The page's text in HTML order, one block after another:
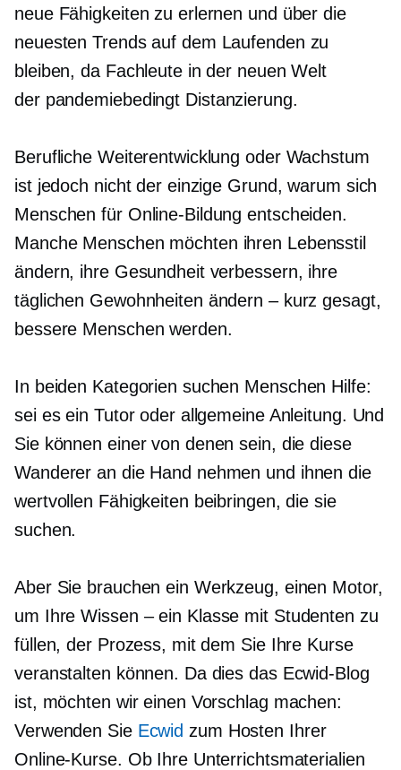
neue Fähigkeiten zu erlernen und über die
neuesten Trends auf dem Laufenden zu
bleiben, da Fachleute in der neuen Welt
der pandemiebedingt Distanzierung.
Berufliche Weiterentwicklung oder Wachstum
ist jedoch nicht der einzige Grund, warum sich
Menschen für Online-Bildung entscheiden.
Manche Menschen möchten ihren Lebensstil
ändern, ihre Gesundheit verbessern, ihre
täglichen Gewohnheiten ändern – kurz gesagt,
bessere Menschen werden.
In beiden Kategorien suchen Menschen Hilfe:
sei es ein Tutor oder allgemeine Anleitung. Und
Sie können einer von denen sein, die diese
Wanderer an die Hand nehmen und ihnen die
wertvollen Fähigkeiten beibringen, die sie
suchen.
Aber Sie brauchen ein Werkzeug, einen Motor,
um IhreWissen – ein Klasse mit Studenten zu
füllen, der Prozess, mit dem Sie Ihre Kurse
veranstalten können. Da dies das Ecwid-Blog
ist, möchten wir einen Vorschlag machen:
Verwenden Sie Ecwid zum Hosten Ihrer
Online-Kurse. Ob Ihre Unterrichtsmaterialien